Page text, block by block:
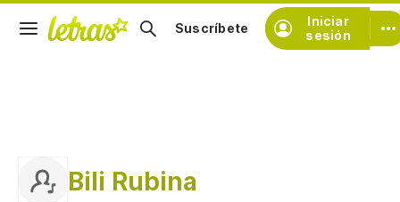
Iniciar
sesión
Suscríbete
Bili Rubina